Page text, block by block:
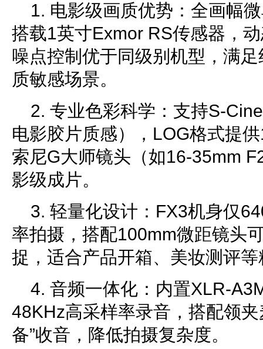
1. 电影级画质优势：全画幅
搭载1英寸Exmor RS传感器，
噪点控制优于同级别机型，满
质敏感场景。
2. 专业色彩科学：支持S-
电影胶片质感），LOG格式提
索尼G大师镜头（如16-35mm
影级成片。
3. 轻量化设计：FX3机身仅
率拍摄，搭配100mm微距镜头
捉，适合产品开箱、美妆测评
4. 音频一体化：内置XLR-
48KHz高采样率录音，搭配领
备”收音，降低拍摄复杂度。